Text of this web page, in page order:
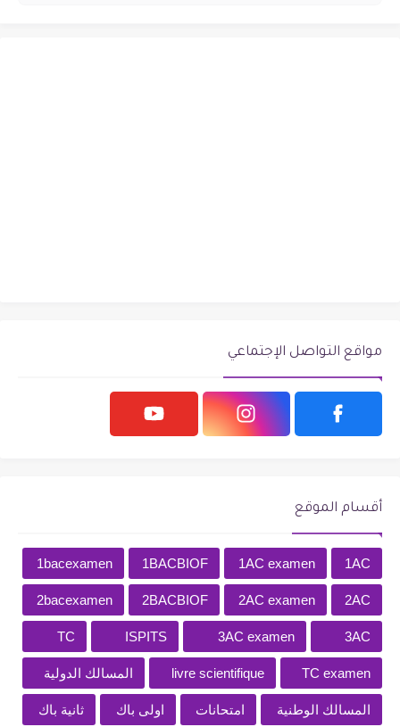
مواقع التواصل الإجتماعي
أقسام الموقع
1AC
1AC examen
1BACBIOF
1bacexamen
2AC
2AC examen
2BACBIOF
2bacexamen
3AC
3AC examen
ISPITS
TC
TC examen
livre scientifique المسالك الدولية
المسالك الوطنية امتحانات اولى باك ثانية باك